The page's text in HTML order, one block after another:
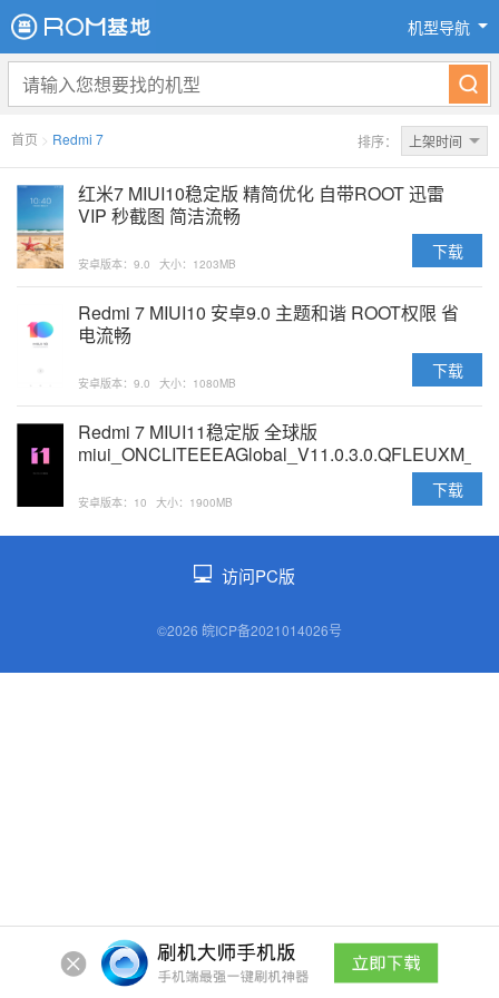
机型导航
首页 > Redmi 7 排序： 上架时间
红米7 MIUI10稳定版 精简优化 自带ROOT 迅雷
VIP 秒截图 简洁流畅
安卓版本：9.0 大小：1203MB
下载
Redmi 7 MIUI10 安卓9.0 主题和谐 ROOT权限 省
电流畅
安卓版本：9.0 大小：1080MB
下载
Redmi 7 MIUI11稳定版 全球版
安卓版本：10 大小：1900MB
下载
访问PC版
©2026 皖ICP备2021014026号